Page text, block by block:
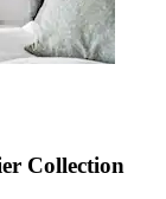
Collection